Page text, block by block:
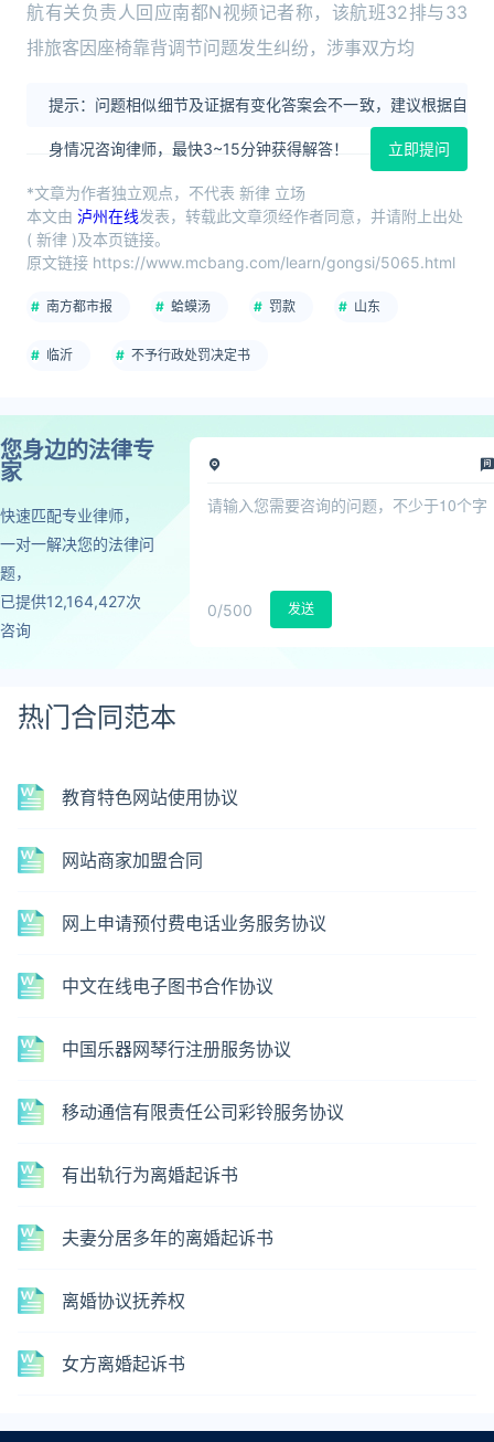
航有关负责人回应南都N视频记者称，该航班32排与33
排旅客因座椅靠背调节问题发生纠纷，涉事双方均
提示：问题相似细节及证据有变化答案会不一致，建议根据自
身情况咨询律师，最快3~15分钟获得解答！ 立即提问
*文章为作者独立观点，不代表 新律 立场
本文由 泸州在线发表，转载此文章须经作者同意，并请附上出处
( 新律 )及本页链接。
原文链接 https://www.mcbang.com/learn/gongsi/5065.html
南方都市报 蛤蟆汤 罚款 山东
临沂 不予行政处罚决定书
您身边的法律专
家
快速匹配专业律师，
一对一解决您的法律问
题，
已提供12,164,427次
咨询
0/500 发送
热门合同范本
教育特色网站使用协议
网站商家加盟合同
网上申请预付费电话业务服务协议
中文在线电子图书合作协议
中国乐器网琴行注册服务协议
移动通信有限责任公司彩铃服务协议
有出轨行为离婚起诉书
夫妻分居多年的离婚起诉书
离婚协议抚养权
女方离婚起诉书